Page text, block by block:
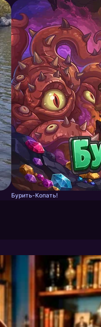
Бурить-Копать!